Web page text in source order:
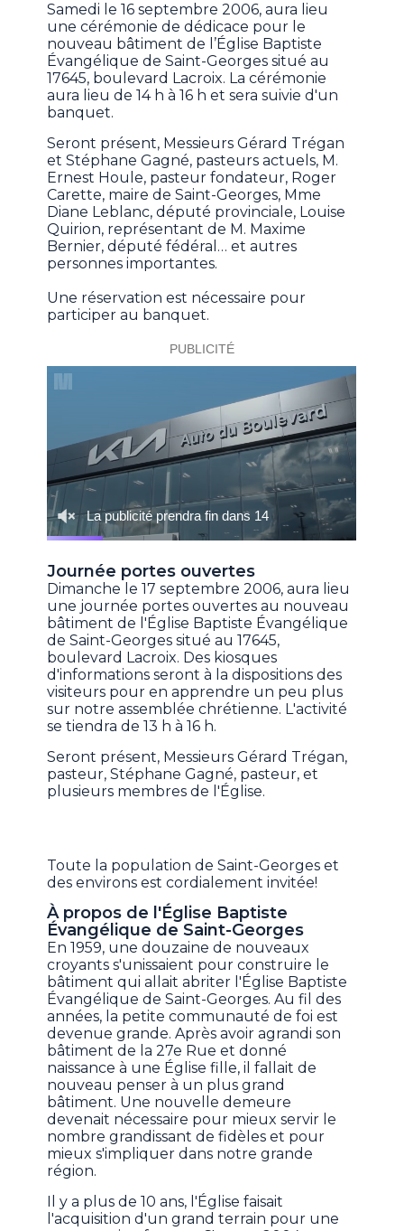
Samedi le 16 septembre 2006, aura lieu
une cérémonie de dédicace pour le
nouveau bâtiment de l’Église Baptiste
Évangélique de Saint-Georges situé au
17645, boulevard Lacroix. La cérémonie
aura lieu de 14 h à 16 h et sera suivie d'un
banquet.
Seront présent, Messieurs Gérard Trégan
et Stéphane Gagné, pasteurs actuels, M.
Ernest Houle, pasteur fondateur, Roger
Carette, maire de Saint-Georges, Mme
Diane Leblanc, député provinciale, Louise
Quirion, représentant de M. Maxime
Bernier, député fédéral… et autres
personnes importantes.
Une réservation est nécessaire pour
participer au banquet.
Journée portes ouvertes
Dimanche le 17 septembre 2006, aura lieu
une journée portes ouvertes au nouveau
bâtiment de l'Église Baptiste Évangélique
de Saint-Georges situé au 17645,
boulevard Lacroix. Des kiosques
d'informations seront à la dispositions des
visiteurs pour en apprendre un peu plus
sur notre assemblée chrétienne. L'activité
se tiendra de 13 h à 16 h.
Seront présent, Messieurs Gérard Trégan,
pasteur, Stéphane Gagné, pasteur, et
plusieurs membres de l'Église.
Toute la population de Saint-Georges et
des environs est cordialement invitée!
À propos de l'Église Baptiste
Évangélique de Saint-Georges
En 1959, une douzaine de nouveaux
croyants s'unissaient pour construire le
bâtiment qui allait abriter l'Église Baptiste
Évangélique de Saint-Georges. Au fil des
années, la petite communauté de foi est
devenue grande. Après avoir agrandi son
bâtiment de la 27e Rue et donné
naissance à une Église fille, il fallait de
nouveau penser à un plus grand
bâtiment. Une nouvelle demeure
devenait nécessaire pour mieux servir le
nombre grandissant de fidèles et pour
mieux s'impliquer dans notre grande
région.
Il y a plus de 10 ans, l'Église faisait
l'acquisition d'un grand terrain pour une